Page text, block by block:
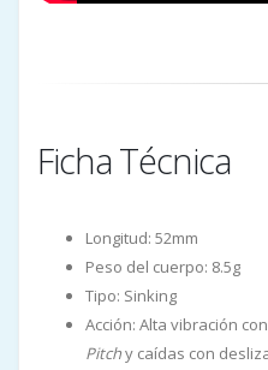
Ficha Técnica
Longitud: 52mm
Peso del cuerpo: 8.5g
Tipo: Sinking
Acción: Alta vibración
Pitchy caídas con